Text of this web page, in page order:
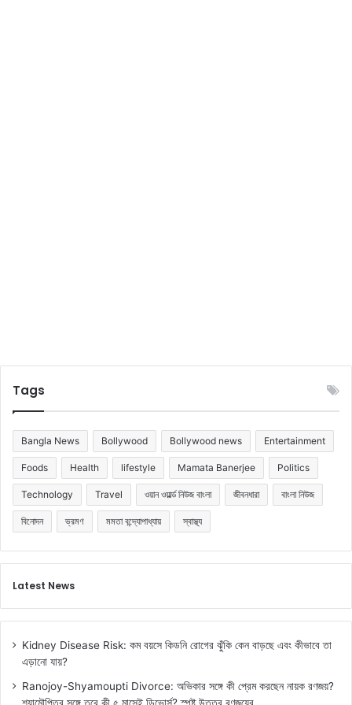
Tags
Bangla News Bollywood Bollywood news Entertainment
Foods Health lifestyle Mamata Banerjee Politics
Technology Travel ওয়ান ওয়ার্ল্ড নিউজ বাংলা জীবনধারা বাংলা নিউজ
বিনোদন ভ্রমণ মমতা বন্দ্যোপাধ্যায় স্বাস্থ্য
Latest News
Kidney Disease Risk: কম বয়সে কিডনি রোগের ঝুঁকি কেন বাড়ছে এবং কীভাবে তা
এড়ানো যায়?
Ranojoy-Shyamoupti Divorce: অভিকার সঙ্গে কী প্রেম করছেন নায়ক রণজয়?